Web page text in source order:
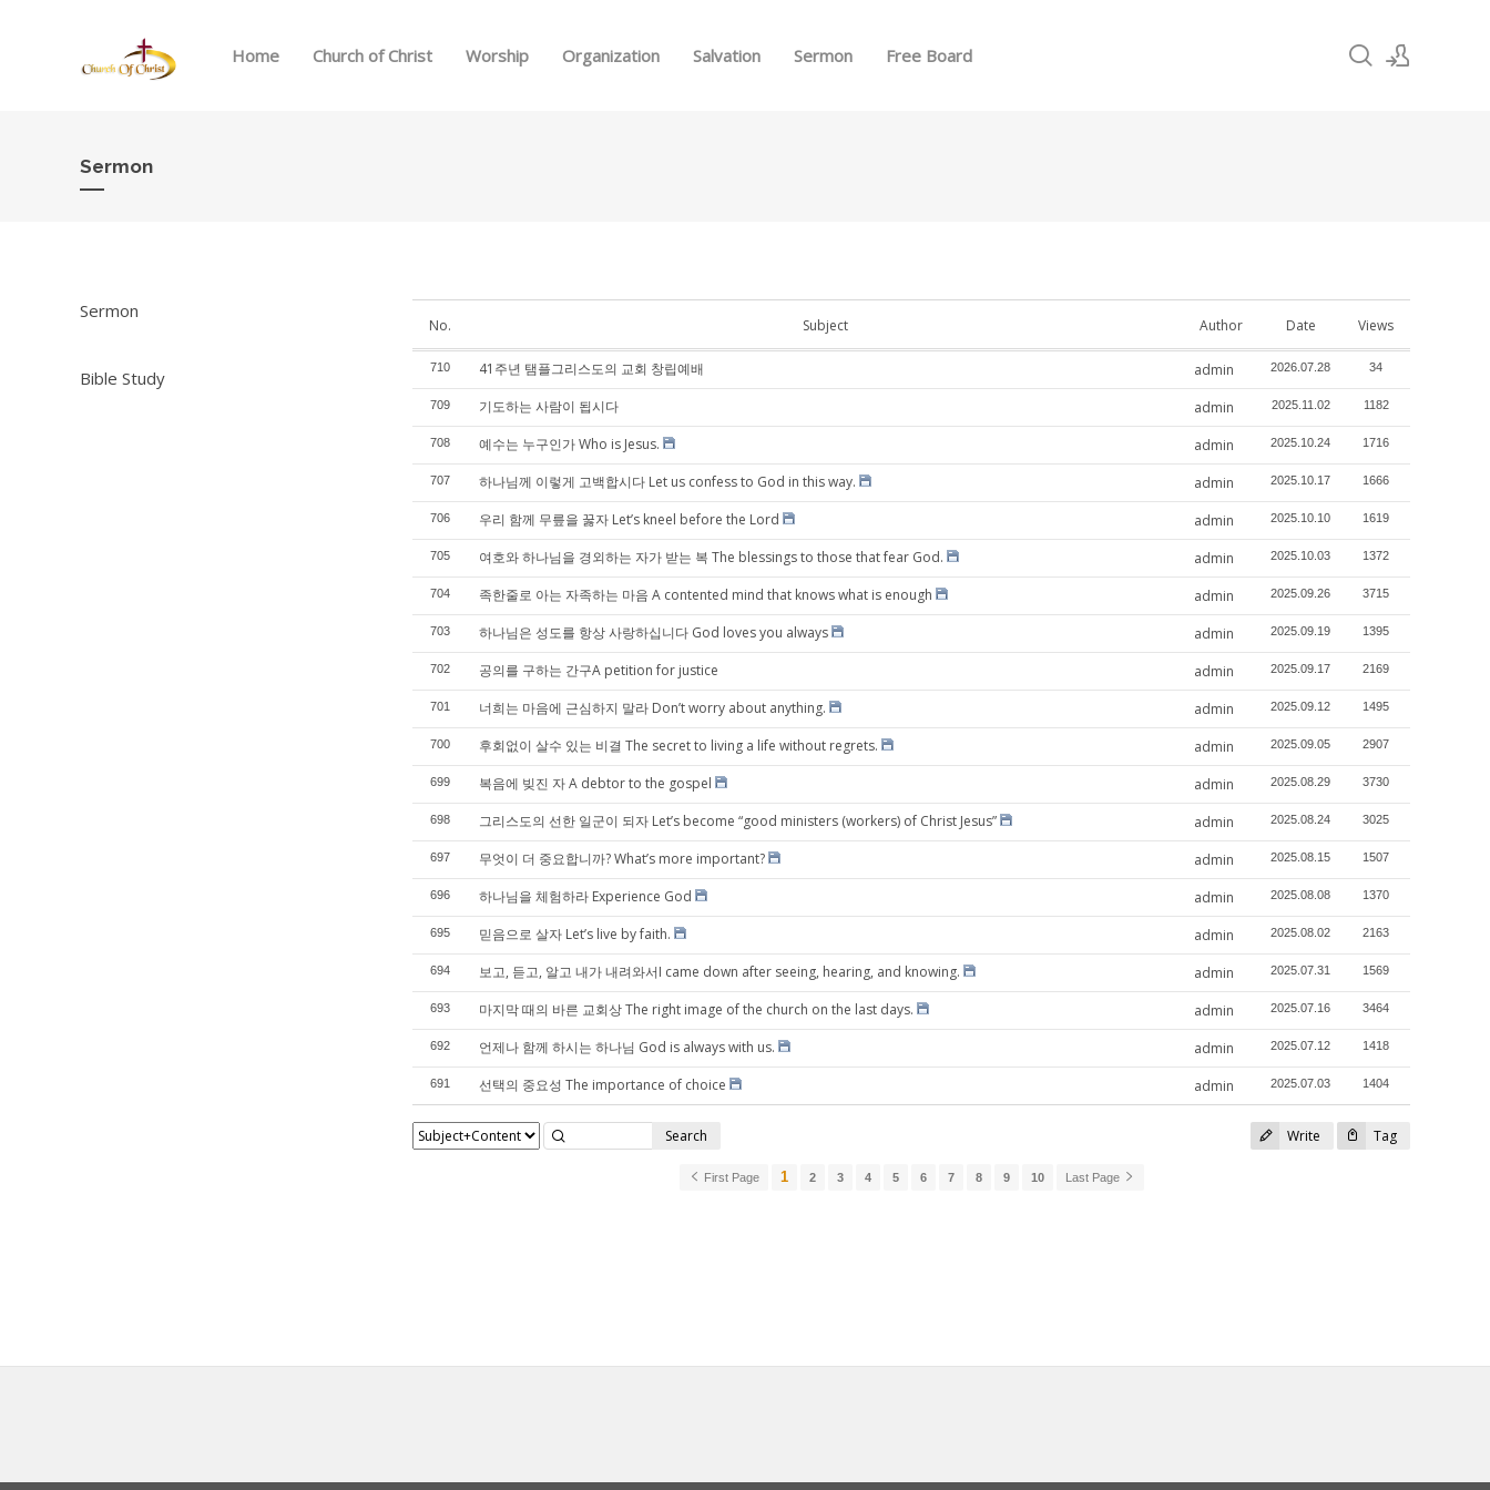
Home Church of Christ Worship Organization Salvation Sermon Free Board
Sermon
Sermon
Bible Study
No. Subject Author Date Views
710 41주년 탬플그리스도의 교회 창립예배 admin 2026.07.28 34
709 기도하는 사람이 됩시다 admin 2025.11.02 1182
708 예수는 누구인가 Who is Jesus. admin 2025.10.24 1716
707 하나님께 이렇게 고백합시다 Let us confess to God in this way. admin 2025.10.17 1666
706 우리 함께 무릎을 꿇자 Let’s kneel before the Lord admin 2025.10.10 1619
705 여호와 하나님을 경외하는 자가 받는 복 The blessings to those that fear God. admin 2025.10.03 1372
704 족한줄로 아는 자족하는 마음 A contented mind that knows what is enough admin 2025.09.26 3715
703 하나님은 성도를 항상 사랑하십니다 God loves you always admin 2025.09.19 1395
702 공의를 구하는 간구A petition for justice admin 2025.09.17 2169
701 너희는 마음에 근심하지 말라 Don’t worry about anything. admin 2025.09.12 1495
700 후회없이 살수 있는 비결 The secret to living a life without regrets. admin 2025.09.05 2907
699 복음에 빚진 자 A debtor to the gospel admin 2025.08.29 3730
698 그리스도의 선한 일군이 되자 Let’s become “good ministers (workers) of Christ Jesus” admin 2025.08.24 3025
697 무엇이 더 중요합니까? What’s more important? admin 2025.08.15 1507
696 하나님을 체험하라 Experience God admin 2025.08.08 1370
695 믿음으로 살자 Let’s live by faith. admin 2025.08.02 2163
694 보고, 듣고, 알고 내가 내려와서I came down after seeing, hearing, and knowing. admin 2025.07.31 1569
693 마지막 때의 바른 교회상 The right image of the church on the last days. admin 2025.07.16 3464
692 언제나 함께 하시는 하나님 God is always with us. admin 2025.07.12 1418
691 선택의 중요성 The importance of choice admin 2025.07.03 1404
Write Tag
Search
First Page 1 2 3 4 5 6 7 8 9 10 Last Page